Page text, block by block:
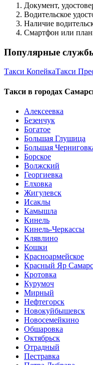
Документ,
Водительское
Наличие
Смартфон или
Популярные
Такси КопейкаТакси
Такси в городах
Алексеевка
Безенчук
Богатое
Большая Глушица
Большая
Борское
Волжский
Георгиевка
Елховка
Жигулевск
Исаклы
Камышла
Кинель
Кинель-Черкассы
Клявлино
Кошки
Красноармейское
Красный Яр
Кротовка
Курумоч
Мирный
Нефтегорск
Новокуйбышевск
Новосемейкино
Обшаровка
Октябрьск
Отрадный
Пестравка